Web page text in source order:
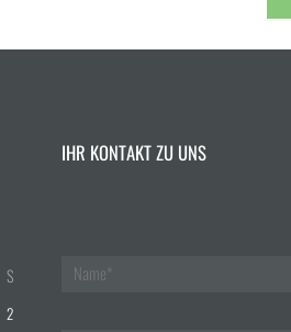
S
2
IHR KONTAKT ZU UNS